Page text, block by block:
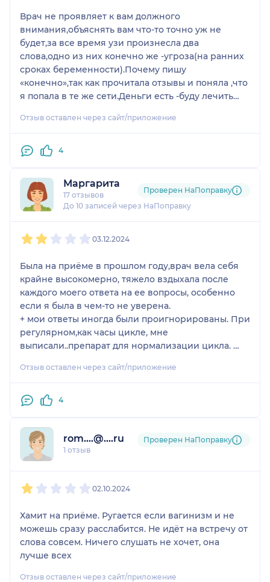
никакого интереса. Как медработник абсолютно
не умеет общаться с людьми.
Врач не проявляет к вам должного
внимания,объяснять вам что-то точно уж не
будет,за все время узи произнесла два
слова,одно из них конечно же -угроза(на ранних
сроках беременности).Почему пишу
«конечно»,так как прочитала отзывы и поняла ,что
я попала в те же сети.Деньги есть -буду лечить
ходила через несколько дней в другую клинику,
Крайне не советую данного «специалиста».И
пациент знает всё в сфере медицины и узи и сам
лично все должен понять и увидеть на мониторе.
Отзыв оставлен через сайт/приложение
4
Маргарита
17 отзывов
До 10 записей через НаПоправку
Проверен НаПоправку
03.12.2024
Была на приёме в прошлом году,врач вела себя
крайне высокомерно, тяжело вздыхала после
каждого моего ответа на ее вопросы, особенно
если я была в чем-то не уверена.
+ мои ответы иногда были проигнорированы. При
регулярном,как часы цикле, мне
выписали..препарат для нормализации цикла.
Остался неприятный осадок,не советую
Отзыв оставлен через сайт/приложение
4
rom....@....ru
1 отзыв
Проверен НаПоправку
02.10.2024
Хамит на приёме. Ругается если вагинизм и не
можешь сразу расслабится. Не идёт на встречу от
слова совсем. Ничего слушать не хочет, она
лучше всех
Отзыв оставлен через сайт/приложение